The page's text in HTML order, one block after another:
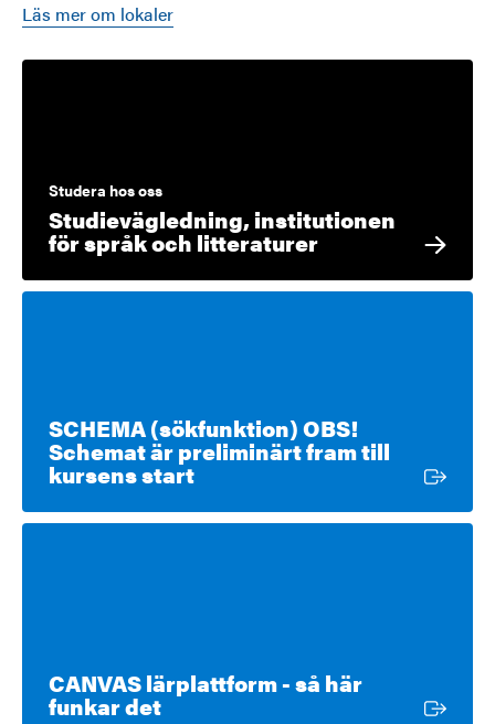
Läs mer om lokaler
Studera hos oss
Studievägledning, institutionen
för språk och litteraturer
SCHEMA (sökfunktion) OBS!
Schemat är preliminärt fram till
kursens startExtern länk
CANVAS lärplattform - så här
funkar detExtern länk